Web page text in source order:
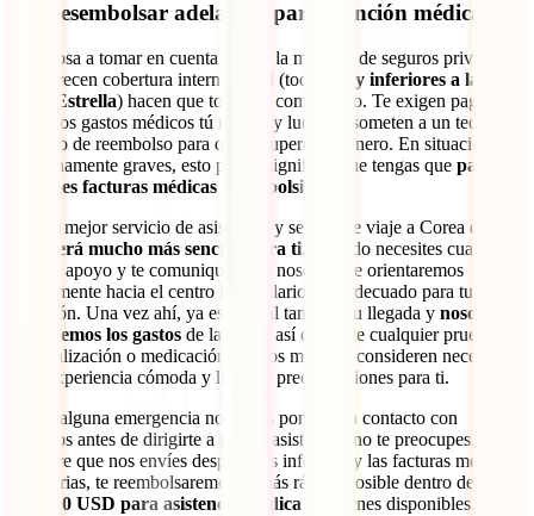
Sin desembolsar adelantos para atención médica
Otra cosa a tomar en cuenta es que la mayoría de seguros privados
que ofrecen cobertura internacional (todas
muy inferiores a las del
IATI Estrella) hacen que todo sea complicado. Te exigen pagar
todos los gastos médicos tú mismo y luego te someten a un tedioso
proceso de reembolso para que recuperes el dinero. En situaciones
medianamente graves, esto puede significar que tengas que pagar
enormes facturas médicas de tu bolsillo
Con el mejor servicio de asistencia y seguro de viaje a Corea del Sur
todo será mucho más sencillo para ti. Cuando necesites cualquier
tipo de apoyo y te comuniques con nosotros, te orientaremos
rápidamente hacia el centro hospitalario más adecuado para tu
situación. Una vez ahí, ya estarán al tanto de tu llegada y nosotros
cubriremos los gastos de la visita, así como de cualquier prueba,
hospitalización o medicación que los médicos consideren necesaria.
Una experiencia cómoda y libre de preocupaciones para ti.
Si por alguna emergencia no logras ponerte en contacto con
nosotros antes de dirigirte a recibir asistencia, no te preocupes.
Siempre que nos envíes después los informes y las facturas médicas
necesarias, te reembolsaremos lo más rápido posible dentro de los
500,000 USD para asistencia médica que tienes disponibles.